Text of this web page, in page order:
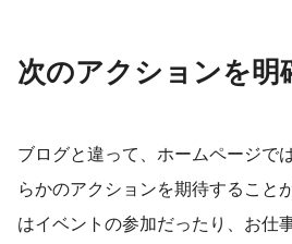
次のアクションを明
ブログと違って、ホームページで
らかのアクションを期待すること
はイベントの参加だったり、お仕